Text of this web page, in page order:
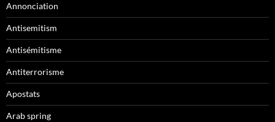
Annonciation
Antisemitism
Antisémitisme
Antiterrorisme
Apostats
Arab spring